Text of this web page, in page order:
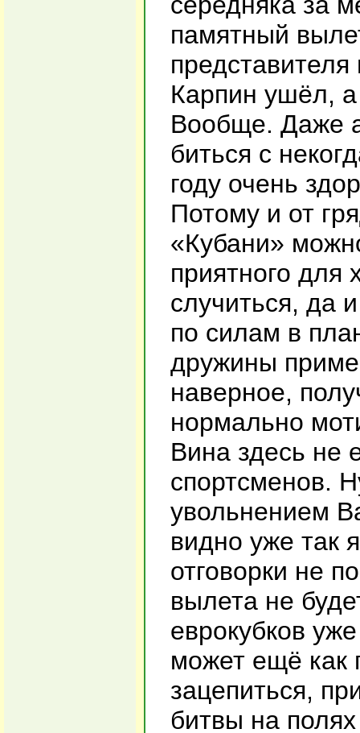
памятный
Карпин ушёл,
Вообще. Даже
биться с
году очень
Потому и от
«Кубани»
приятного для
случиться, да
по силам в
дружины
наверное,
нормально
Вина здесь не
спортсменов.
увольнением
видно уже так
отговорки не
вылета не
еврокубков
может ещё как
зацепиться,
битвы на